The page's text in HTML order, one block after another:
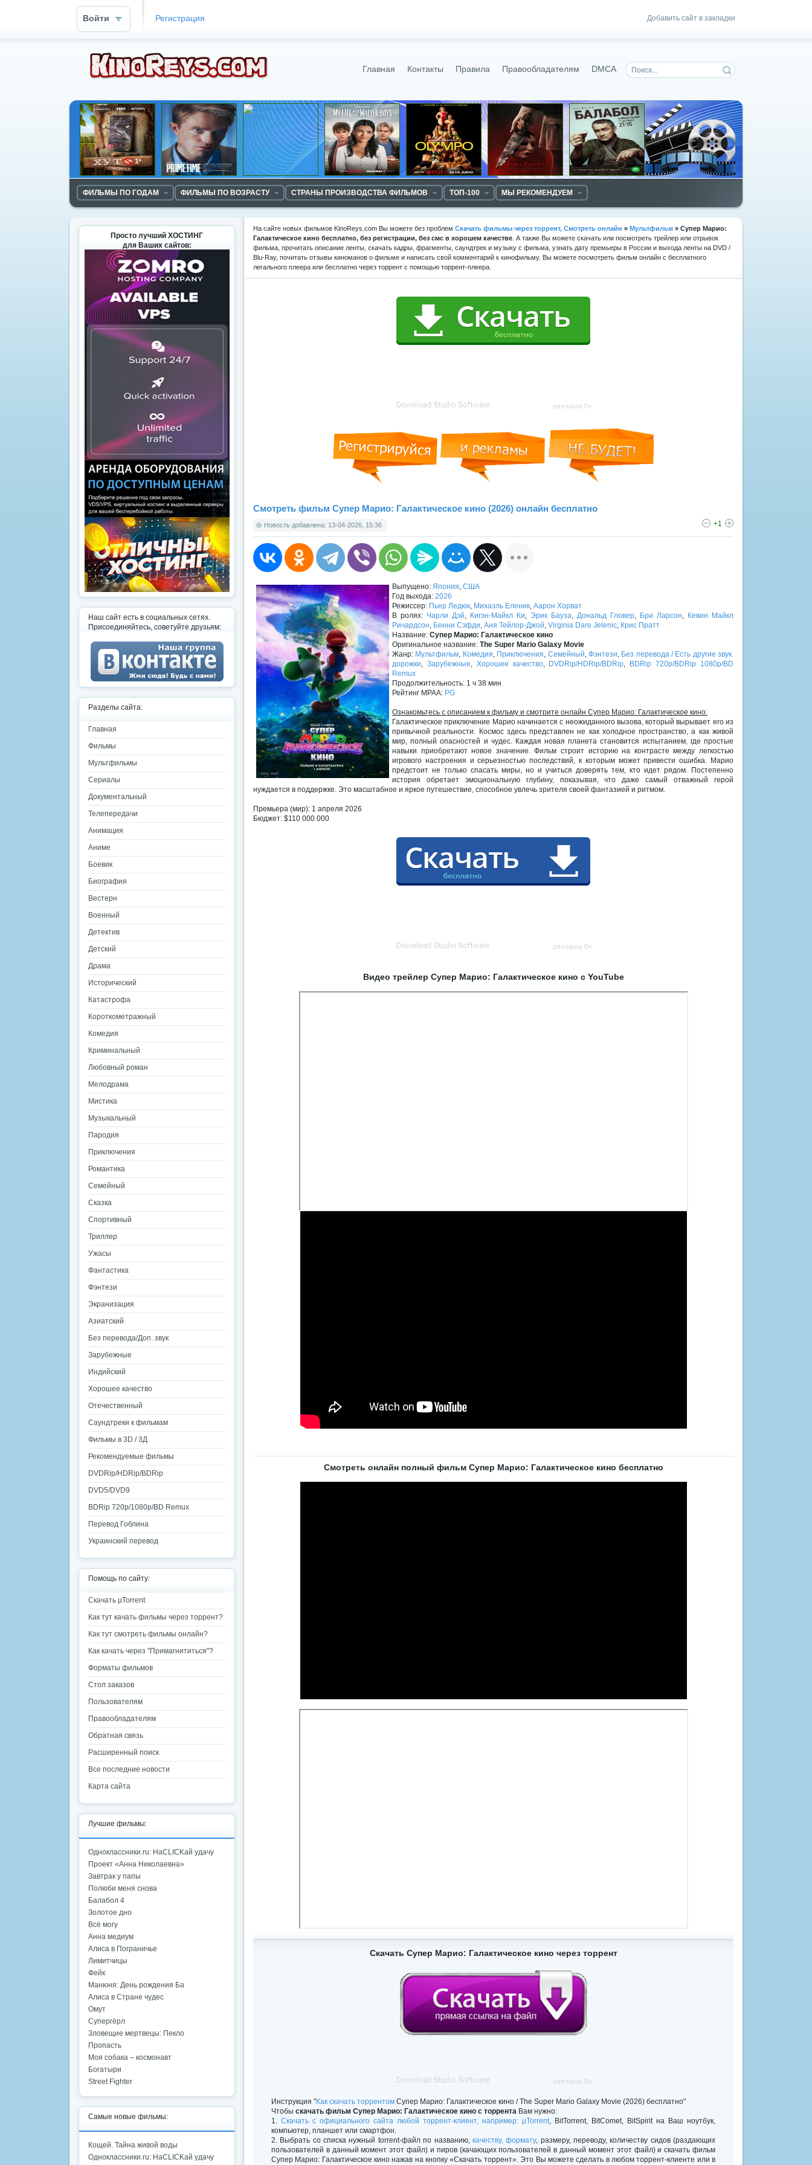
Добавить сайт в закладки
Войти Регистрация
Главная Контакты Правила Правообладателям DMCA
ФИЛЬМЫ ПО ГОДАМ ФИЛЬМЫ ПО ВОЗРАСТУ СТРАНЫ ПРОИЗВОДСТВА ФИЛЬМОВ ТОП-100 МЫ РЕКОМЕНДУЕМ
На сайте новых фильмов KinoReys.com Вы можете без проблем Скачать фильмы через торрент, Смотреть онлайн » Мультфильм » Супер Марио:
Галактическое кино бесплатно, без регистрации, без смс в хорошем качестве . А также Вы можете скачать или посмотреть трейлер или отрывок
фильма, прочитать описание ленты, скачать кадры, фрагменты, саундтрек и музыку с фильма, узнать дату премьеры в России и выхода ленты на DVD /
Blu-Ray, почитать отзывы киноманов о фильме и написать свой комментарий к кинофильму. Вы можете посмотреть фильм онлайн с бесплатного
легального плеера или бесплатно через торрент с помощью торрент-плеера.
Смотреть фильм Супер Марио: Галактическое кино (2026) онлайн бесплатно
Новость добавлена: 13-04-2026, 15:36 +1
Выпущено: Япония, США
Год выхода: 2026
Режиссер: Пьер Ледюк, Михаэль Еленик, Аарон Хорват
В ролях: Чарли Дэй, Кигэн-Майкл Ки, Эрик Бауза, Дональд Гловер, Бри Ларсон, Кевин Майкл
Ричардсон, Бенни Сэфди, Аня Тейлор-Джой, Virginia Dare Jelenic, Крис Пратт
Название: Супер Марио: Галактическое кино
Оригинальное название: The Super Mario Galaxy Movie
Жанр: Мультфильм, Комедия, Приключения, Семейный, Фэнтези, Без перевода / Есть другие звук.
дорожки, Зарубежные, Хорошее качество, DVDRip/HDRip/BDRip,
BDRip 720p/BDRip 1080p/BD
Remux
Продолжительность: 1 ч 38 мин
Рейтинг MPAA: PG
Ознакомьтесь с описанием к фильму и смотрите онлайн Супер Марио: Галактическое кино:
Галактическое приключение Марио начинается с неожиданного вызова, который вырывает его из
привычной реальности. Космос здесь представлен не как холодное пространство, а как живой
мир, полный опасностей и чудес. Каждая новая планета становится испытанием, где простые
навыки приобретают новое значение. Фильм строит историю на контрасте между легкостью
игрового настроения и серьезностью последствий, к которым может привести ошибка. Марио
предстоит не только спасать миры, но и учиться доверять тем, кто идет рядом. Постепенно
история обретает эмоциональную глубину, показывая, что даже самый отважный герой
нуждается в поддержке. Это масштабное и яркое путешествие, способное увлечь зрителя своей фантазией и ритмом.
Премьера (мир): 1 апреля 2026
Бюджет: $110 000 000
Видео трейлер Супер Марио: Галактическое кино с YouTube
Смотреть онлайн полный фильм Супер Марио: Галактическое кино бесплатно
Скачать Супер Марио: Галактическое кино через торрент
Инструкция "Как скачать торрентом Супер Марио: Галактическое кино / The Super Mario Galaxy Movie (2026) бесплатно"
Чтобы скачать фильм Супер Марио: Галактическое кино с торрента Вам нужно:
1. Скачать с официального сайта любой торрент-клиент, например: µTorrent, BitTorrent, BitComet, BitSpirit на Ваш ноутбук,
компьютер, планшет или смартфон.
2. Выбрать со списка нужный torrent-файл по названию, качеству, формату, размеру, переводу, количеству сидов (раздающих
пользователей в данный момент этот файл) и пиров (качающих пользователей в данный момент этот файл) и скачать фильм
Супер Марио: Галактическое кино нажав на кнопку «Скачать торрент». Это Вы можете сделать в любом торрент-клиенте или в
Просто лучший ХОСТИНГ
для Ваших сайтов:
Наш сайт есть в социальных сетях.
Присоединяйтесь, советуйте друзьям:
Разделы сайта:
Главная
Фильмы
Мультфильмы
Сериалы
Документальный
Телепередачи
Анимация
Аниме
Боевик
Биография
Вестерн
Военный
Детектив
Детский
Драма
Исторический
Катастрофа
Короткометражный
Комедия
Криминальный
Любовный роман
Мелодрама
Мистика
Музыкальный
Пародия
Приключения
Романтика
Семейный
Сказка
Спортивный
Триллер
Ужасы
Фантастика
Фэнтези
Экранизация
Азиатский
Без перевода/Доп. звук
Зарубежные
Индийский
Хорошее качество
Отечественный
Саундтреки к фильмам
Фильмы в 3D / 3Д
Рекомендуемые фильмы
DVDRip/HDRip/BDRip
DVD5/DVD9
BDRip 720p/1080p/BD Remux
Перевод Гоблина
Украинский перевод
Помощь по сайту:
Скачать µTorrent
Как тут качать фильмы через торрент?
Как тут смотреть фильмы онлайн?
Как качать через "Примагнититься"?
Форматы фильмов
Стол заказов
Пользователям
Правообладателям
Обратная связь
Расширенный поиск
Все последние новости
Карта сайта
Лучшие фильмы:
Одноклассники.ru: НаCLICKай удачу
Проект «Анна Николаевна»
Завтрак у папы
Полюби меня снова
Балабол 4
Золотое дно
Всё могу
Анна медиум
Алиса в Пограничье
Лимитчицы
Фейк
Манюня: День рождения Ба
Алиса в Стране чудес
Омут
Супергёрл
Зловещие мертвецы: Пекло
Пропасть
Моя собака – космонавт
Богатыри
Street Fighter
Самые новые фильмы:
Кощей. Тайна живой воды
Одноклассники.ru: НаCLICKай удачу